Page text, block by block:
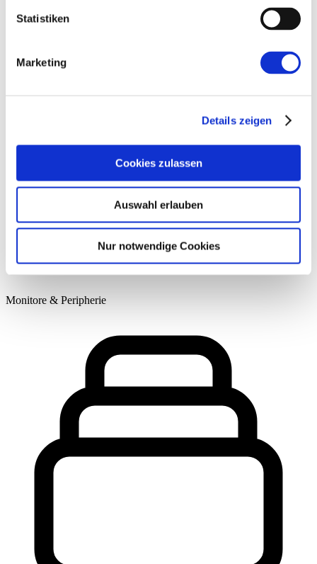
Statistiken
Marketing
Details zeigen
Cookies zulassen
Auswahl erlauben
Nur notwendige Cookies
Monitore & Peripherie